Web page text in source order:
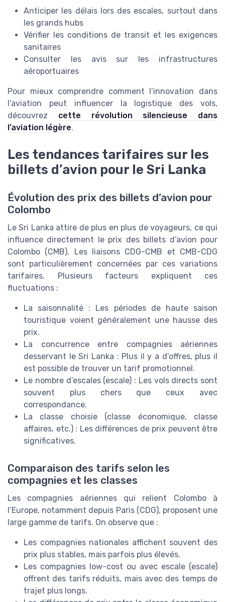
Anticiper les délais lors des escales, surtout dans
les grands hubs
Vérifier les conditions de transit et les exigences
sanitaires
Consulter les avis sur les infrastructures
aéroportuaires
Pour mieux comprendre comment l’innovation dans
l’aviation peut influencer la logistique des vols,
découvrez cette révolution silencieuse dans
l’aviation légère.
Les tendances tarifaires sur les
billets d’avion pour le Sri Lanka
Évolution des prix des billets d’avion pour
Colombo
LeSri Lanka attire de plus en plus de voyageurs, ce qui
influence directement le prix des billets d’avion pour
Colombo (CMB). Les liaisons CDG-CMB et CMB-CDG
sont particulièrement concernées par ces variations
tarifaires. Plusieurs facteurs expliquent ces
fluctuations :
La saisonnalité : Les périodes de haute saison
touristique voient généralement une hausse des
prix.
La concurrence entre compagnies aériennes
desservant leSri Lanka : Plus il y a d’offres, plus il
est possible de trouver un tarif promotionnel .
Le nombre d’escales (escale) : Les vols directs sont
souvent plus chers que ceux avec
correspondance.
La classe choisie (classe économique, classe
affaires, etc.) : Les différences de prix peuvent être
significatives.
Comparaison des tarifs selon les
compagnies et les classes
Les compagnies aériennes qui relient Colomboà
l’Europe, notamment depuis Paris(CDG), proposent une
large gamme de tarifs. On observe que :
Les compagnies nationales affichent souvent des
prix plus stables, mais parfois plus élevés.
Les compagnies low-cost ou avec escale (escale)
offrent des tarifs réduits, mais avec des temps de
trajet plus longs.